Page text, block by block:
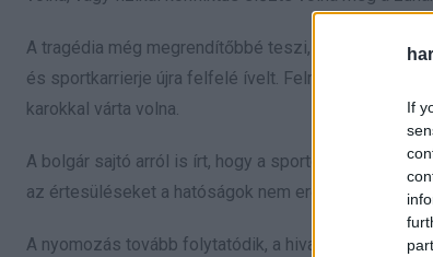
If
A tragédia még megrendítőbbé teszi, hogy Németh
és sportkarrierje újra felfelé ívelt. Felmerült annak
karokkal várta volna.
A bolgár sajtó arról is írt, hogy a sportoló az utóbbi
az értesüléseket a hatóságok nem erősítették meg.
A nyomozás tovább folytatódik, a hivatalos